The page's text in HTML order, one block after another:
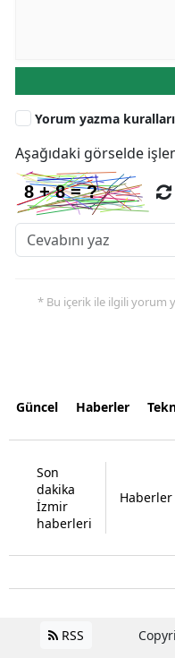
Yorum yazma
Aşağıdaki görselde
* Bu içerik ile ilgili yorum
Güncel Haberler
Son
dakika
İzmir
haberleri
Haberler
RSS